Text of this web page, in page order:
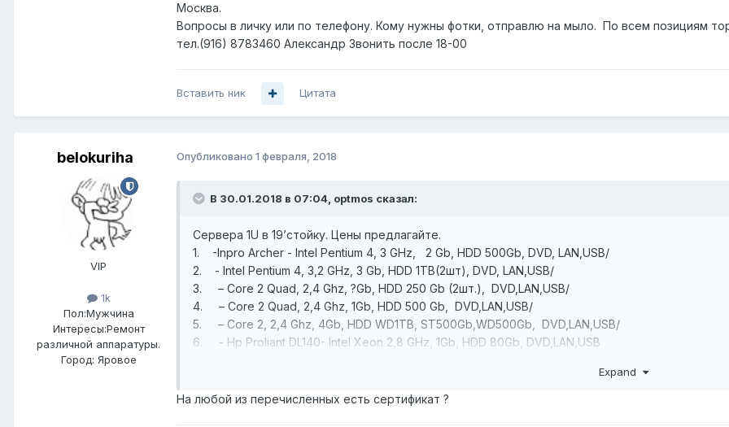
Москва.
Вопросы в личку или по телефону. Кому нужны фотки, отправлю на мыло. По всем позициям
тел.(916) 8783460 Александр Звонить после 18-00
Вставить ник Цитата
belokuriha
VIP
1k
Пол:Мужчина
Интересы:Ремонт
различной аппаратуры.
Город: Яровое
Опубликовано 1 февраля, 2018
В 30.01.2018 в 07:04, optmos сказал:
Сервера 1U в 19’стойку. Цены предлагайте.
1. -Inpro Archer - Intel Pentium 4, 3 GHz, 2 Gb, HDD 500Gb, DVD, LAN,USB/
2. - Intel Pentium 4, 3,2 GHz, 3 Gb, HDD 1TB(2шт), DVD, LAN,USB/
3. – Core 2 Quad, 2,4 Ghz, ?Gb, HDD 250 Gb (2шт.), DVD,LAN,USB/
4. – Core 2 Quad, 2,4 Ghz, 1Gb, HDD 500 Gb, DVD,LAN,USB/
5. – Core 2, 2,4 Ghz, 4Gb, HDD WD1TB, ST500Gb,WD500Gb, DVD,LAN,USB/
6. - Hp Proliant DL140- Intel Xeon 2,8 GHz, 1Gb, HDD 80Gb, DVD,LAN,USB
Expand
На любой из перечисленных есть сертификат ?